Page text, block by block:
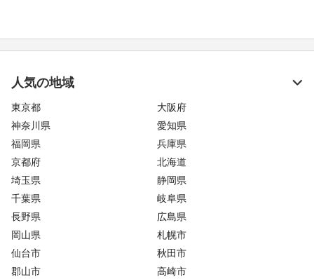
人気の地域
東京都
大阪府
神奈川県
愛知県
福岡県
兵庫県
京都府
北海道
埼玉県
静岡県
千葉県
岐阜県
長野県
広島県
岡山県
札幌市
仙台市
秋田市
郡山市
高崎市